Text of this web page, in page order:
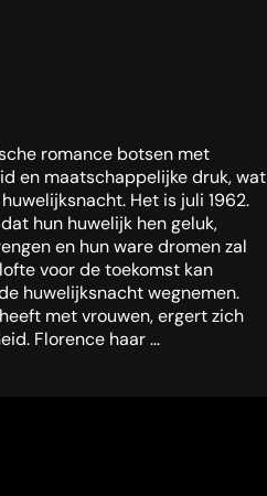
romance botsen met
en maatschappelijke druk, wat
Het is juli 1962.
hun huwelijk hen geluk,
en hun ware dromen zal
voor de toekomst kan
huwelijksnacht wegnemen.
met vrouwen, ergert zich
Florence haar ...